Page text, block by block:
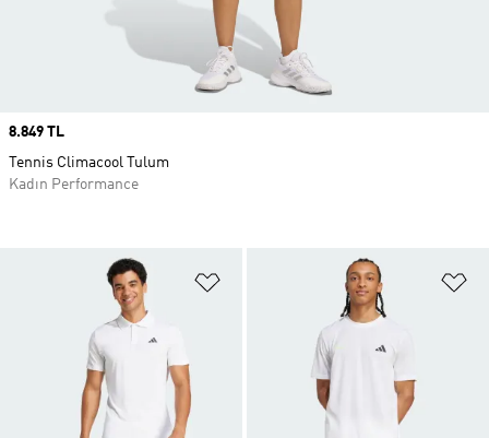
Favori Listesine Ekle
Price
8.849 TL
Tennis Climacool Tulum
Kadın Performance